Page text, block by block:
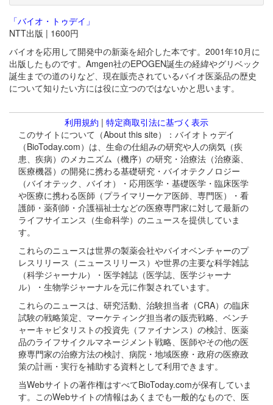
「バイオ・トゥデイ」
NTT出版 | 1600円
バイオを応用して開発中の新薬を紹介した本です。2001年10月に
出版したものです。Amgen社のEPOGEN誕生の経緯やグリベック
誕生までの道のりなど、現在販売されているバイオ医薬品の歴史
について知りたい方には役に立つのではないかと思います。
利用規約 | 特定商取引法に基づく表示
このサイトについて（About this site）：バイオトゥデイ
（BioToday.com）は、生命の仕組みの研究や人の病気（疾
患、疾病）のメカニズム（機序）の研究・治療法（治療薬、
医療機器）の開発に携わる基礎研究・バイオテクノロジー
（バイオテック、バイオ）・応用医学・基礎医学・臨床医学
や医療に携わる医師（プライマリーケア医師、専門医）・看
護師・薬剤師・介護福祉士などの医療専門家に対して最新の
ライフサイエンス（生命科学）のニュースを提供していま
す。
これらのニュースは世界の製薬会社やバイオベンチャーのプ
レスリリース（ニュースリリース）や世界の主要な科学雑誌
（科学ジャーナル）・医学雑誌（医学誌、医学ジャーナ
ル）・生物学ジャーナルを元に作製されています。
これらのニュースは、研究活動、治験担当者（CRA）の臨床
試験の戦略策定、マーケティング担当者の販売戦略、ベンチ
ャーキャピタリストの投資先（ファイナンス）の検討、医薬
品のライフサイクルマネージメント戦略、医師やその他の医
療専門家の治療方法の検討、病院・地域医療・政府の医療政
策の計画・実行を補助する資料として利用できます。
当Webサイトの著作権はすべてBioToday.comが保有していま
す。このWebサイトの情報はあくまでも一般的なもので、医